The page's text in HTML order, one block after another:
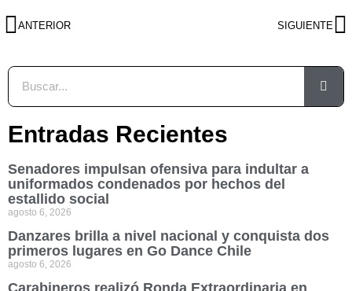
ANTERIOR SIGUIENTE
Entradas Recientes
Senadores impulsan ofensiva para indultar a
uniformados condenados por hechos del
estallido social
agosto 6, 2026
Danzares brilla a nivel nacional y conquista dos
primeros lugares en Go Dance Chile
agosto 6, 2026
Carabineros realizó Ronda Extraordinaria en